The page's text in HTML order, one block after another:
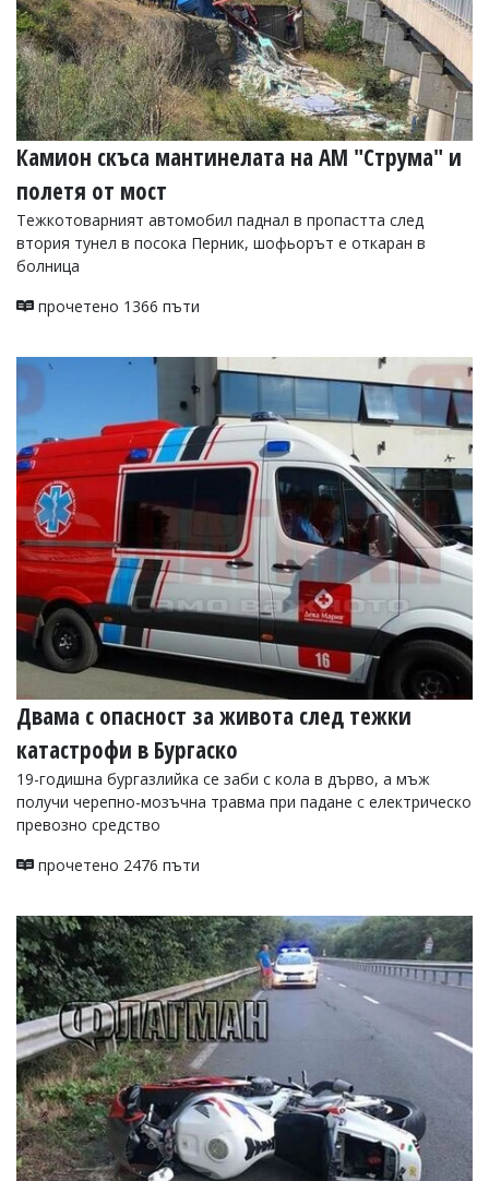
Камион скъса мантинелата на АМ "Струма" и
полетя от мост
Тежкотоварният автомобил паднал в пропастта след
втория тунел в посока Перник, шофьорът е откаран в
болница
прочетено 1366 пъти
Двама с опасност за живота след тежки
катастрофи в Бургаско
19-годишна бургазлийка се заби с кола в дърво, а мъж
получи черепно-мозъчна травма при падане с електрическо
превозно средство
прочетено 2476 пъти